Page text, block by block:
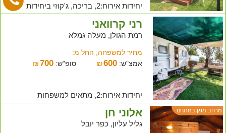
יחידות אירוח:2, בריכה, ג'קוזי ביחידות
רני קרוואני
רמת הגולן, מעלה גמלא
מחיר למשפחה, החל מ:
אמצ"ש:
₪600 סופ"ש: ₪ 700
יחידות אירוח:2, מתאים למשפחות
מרחב מוגן במתחם אלוני חן
גליל עליון, כפר יובל